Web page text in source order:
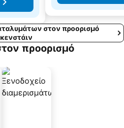
στον προορισμό
προορισμό